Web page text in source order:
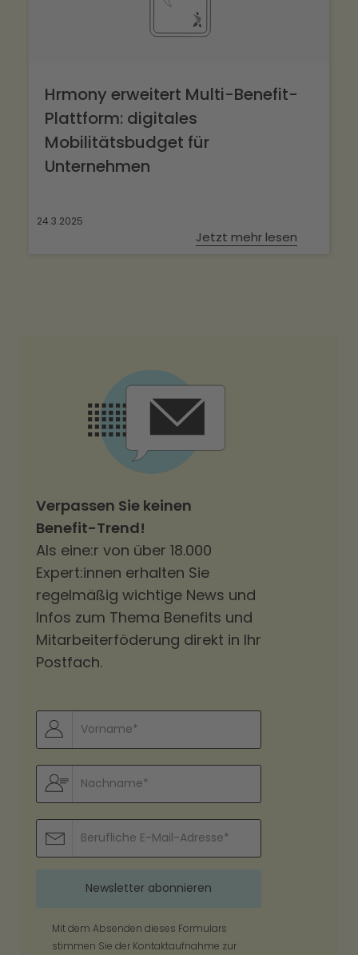
Hrmony erweitert Multi-Benefit-
Plattform: digitales
Mobilitätsbudget für
Unternehmen
24.3.2025
Jetzt mehr lesen
Verpassen Sie keinen
Benefit-Trend!
Als eine:r von über 18.000
Expert:innen erhalten Sie
regelmäßig wichtige News und
Infos zum Thema Benefits und
Mitarbeiterföderung direkt in Ihr
Postfach.
Mit dem Absenden dieses Formulars
stimmen Sie der Kontaktaufnahme zur